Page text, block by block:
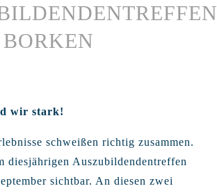
wir stark!
schweißen richtig zusammen.
diesjährigen Auszubildendentreffen
sichtbar. An diesen zwei